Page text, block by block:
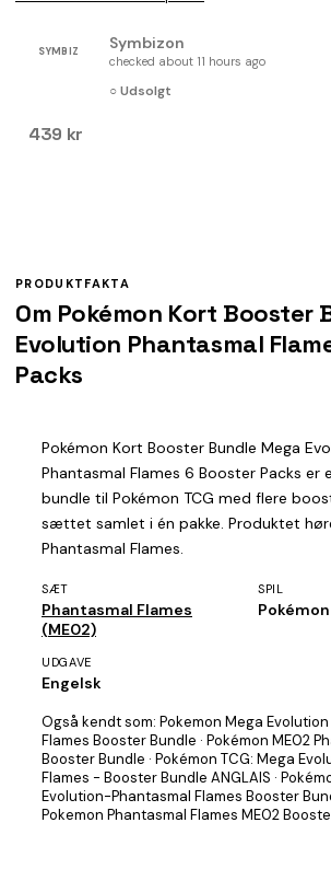
SYMBIZ Symbizon
checked about 11 hours ago
○ Udsolgt
439 kr
PRODUKTFAKTA
Om Pokémon Kort Booster
Evolution Phantasmal
Packs
Pokémon Kort Booster Bundle Mega
Phantasmal Flames 6 Booster Packs er
bundle til Pokémon TCG med flere
sættet samlet i én pakke. Produktet
Phantasmal Flames.
SÆT
Phantasmal Flames
(ME02)
SPIL
UDGAVE
Engelsk
Også kendt som: Pokemon Mega
Flames Booster Bundle · Pokémon ME02
Booster Bundle · Pokémon TCG: Mega
Flames - Booster Bundle ANGLAIS ·
Evolution-Phantasmal Flames Booster
Pokemon Phantasmal Flames ME02